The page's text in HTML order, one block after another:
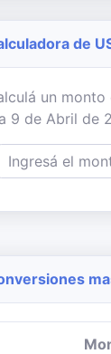
de
un
9 de Abril de